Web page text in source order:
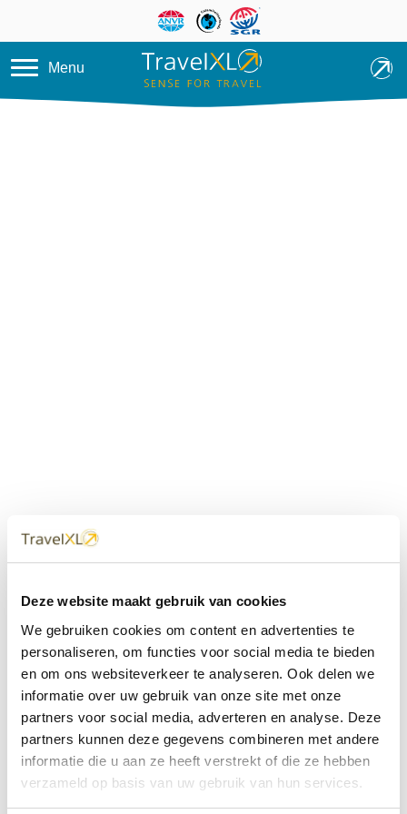
Deze website maakt gebruik van cookies
We gebruiken cookies om content en advertenties te
personaliseren, om functies voor social media te bieden
en om ons websiteverkeer te analyseren. Ook delen we
informatie over uw gebruik van onze site met onze
partners voor social media, adverteren en analyse. Deze
partners kunnen deze gegevens combineren met andere
informatie die u aan ze heeft verstrekt of die ze hebben
verzameld op basis van uw gebruik van hun services.
Overslaan en naar de inhoud
Menu
dichtbij
Met 60+ verkooppunten in Nederland en België staan wij
met onze XL Travelcenters, mobiele reisadviseurs van
TravelXL@Home en deze website altijd voor uw vakantie
klaar.
• Ontzorgen van A-Z • Onafhankelijk advies • Maatwerk •
Bespaar tijd en stress
TravelXLreisbureau's